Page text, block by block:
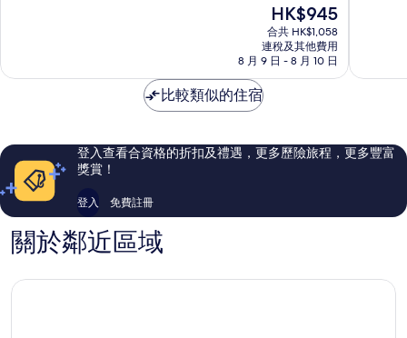
卓
評
價
評
現
售
HK$945
HK$945
合共 HK$1,058
連稅及其他費用
8 月 9 日 - 8 月 10 日
完
評
價
比較類似的住宿
登入查看合資格的折扣及禮遇，更多歷險旅程，更多豐富
獎賞！
登入 免費註冊
關於鄰近區域